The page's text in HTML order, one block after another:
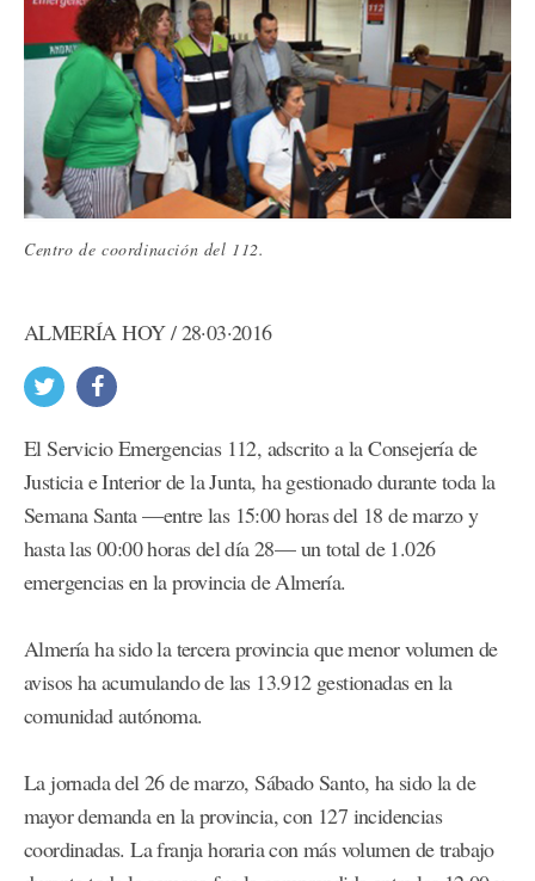
Centro de coordinación del 112.
ALMERÍA HOY / 28·03·2016
El Servicio Emergencias 112, adscrito a la Consejería de
Justicia e Interior de la Junta, ha gestionado durante toda la
Semana Santa —entre las 15:00 horas del 18 de marzo y
hasta las 00:00 horas del día 28— un total de 1.026
emergencias en la provincia de Almería.
Almería ha sido la tercera provincia que menor volumen de
avisos ha acumulando de las 13.912 gestionadas en la
comunidad autónoma.
La jornada del 26 de marzo, Sábado Santo, ha sido la de
mayor demanda en la provincia, con 127 incidencias
coordinadas. La franja horaria con más volumen de trabajo